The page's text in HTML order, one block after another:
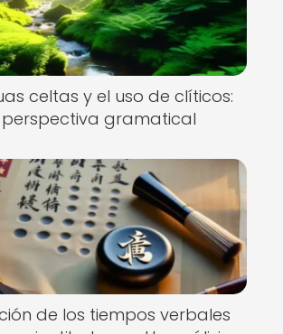
celtas y el uso de clíticos:
perspectiva gramatical
de los tiempos verbales